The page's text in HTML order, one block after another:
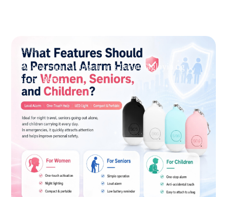
26-06-30
Anong mga Katangian ang Dapat Taglayin ng
isang Pers...